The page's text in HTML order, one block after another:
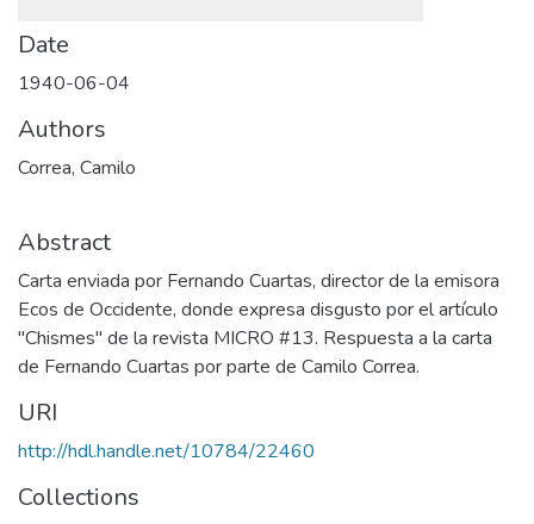
Date
1940-06-04
Authors
Correa, Camilo
Abstract
Carta enviada por Fernando Cuartas, director de la emisora
Ecos de Occidente, donde expresa disgusto por el artículo
"Chismes" de la revista MICRO #13. Respuesta a la carta
de Fernando Cuartas por parte de Camilo Correa.
URI
http://hdl.handle.net/10784/22460
Collections